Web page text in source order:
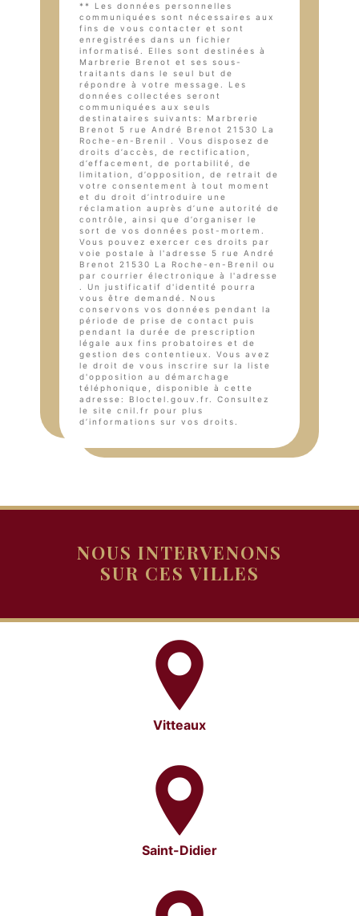
** Les données personnelles
communiquées sont nécessaires aux
fins de vous contacter et sont
enregistrées dans un fichier
informatisé. Elles sont destinées à
Marbrerie Brenot et ses sous-
traitants dans le seul but de
répondre à votre message. Les
données collectées seront
communiquées aux seuls
destinataires suivants: Marbrerie
Brenot 5 rue André Brenot 21530 La
Roche-en-Brenil . Vous disposez de
droits d’accès, de rectification,
d’effacement, de portabilité, de
limitation, d’opposition, de retrait de
votre consentement à tout moment
et du droit d’introduire une
réclamation auprès d’une autorité de
contrôle, ainsi que d’organiser le
sort de vos données post-mortem.
Vous pouvez exercer ces droits par
voie postale à l'adresse 5 rue André
Brenot 21530 La Roche-en-Brenil ou
par courrier électronique à l'adresse
. Un justificatif d'identité pourra
vous être demandé. Nous
conservons vos données pendant la
période de prise de contact puis
pendant la durée de prescription
légale aux fins probatoires et de
gestion des contentieux. Vous avez
le droit de vous inscrire sur la liste
d'opposition au démarchage
téléphonique, disponible à cette
adresse: Bloctel.gouv.fr . Consultez
le site cnil.fr pour plus
d’informations sur vos droits.
NOUS INTERVENONS
SUR CES VILLES
Vitteaux
Saint-Didier